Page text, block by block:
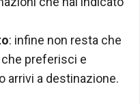
: infine non resta che
preferisci e
arrivi a destinazione.